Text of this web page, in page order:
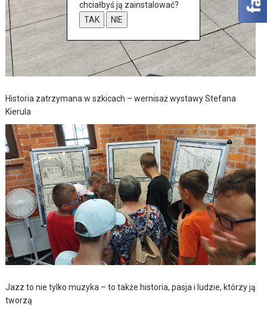
Historia zatrzymana w szkicach – wernisaż wystawy Stefana
Kierula
Jazz to nie tylko muzyka – to także historia, pasja i ludzie, którzy ją
tworzą
chciałbyś ją zainstalować?
TAK
NIE